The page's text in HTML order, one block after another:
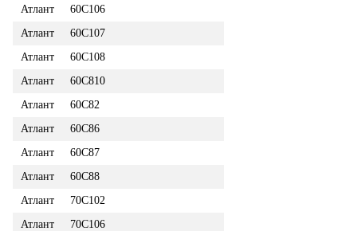
Атлант
60С106
Атлант
60С107
Атлант
60С108
Атлант
60С810
Атлант
60С82
Атлант
60С86
Атлант
60С87
Атлант
60С88
Атлант
70С102
Атлант
70С106